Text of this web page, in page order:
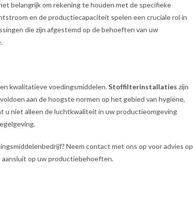
belangrijk om rekening te houden met de specifieke
en de productiecapaciteit spelen een cruciale rol in
die zijn afgestemd op de behoeften van uw
kwalitatieve voedingsmiddelen.Stoffilterinstallaties zijn
aan de hoogste normen op het gebied van hygiëne,
niet alleen de luchtkwaliteit in uw productieomgeving
Neem contact met ons op voor advies op
op uw productiebehoeften.